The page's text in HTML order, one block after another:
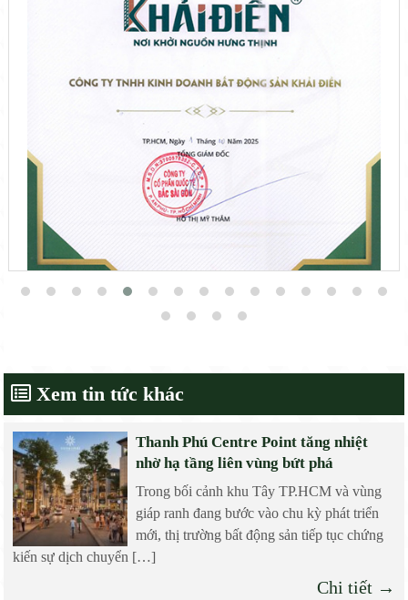
Xem tin tức khác
Thanh Phú Centre Point tăng nhiệt
nhờ hạ tầng liên vùng bứt phá
Trong bối cảnh khu Tây TP.HCM và vùng
giáp ranh đang bước vào chu kỳ phát triển
mới, thị trường bất động sản tiếp tục chứng
kiến sự dịch chuyển […]
Chi tiết →